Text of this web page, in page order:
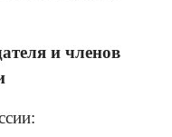
и членов